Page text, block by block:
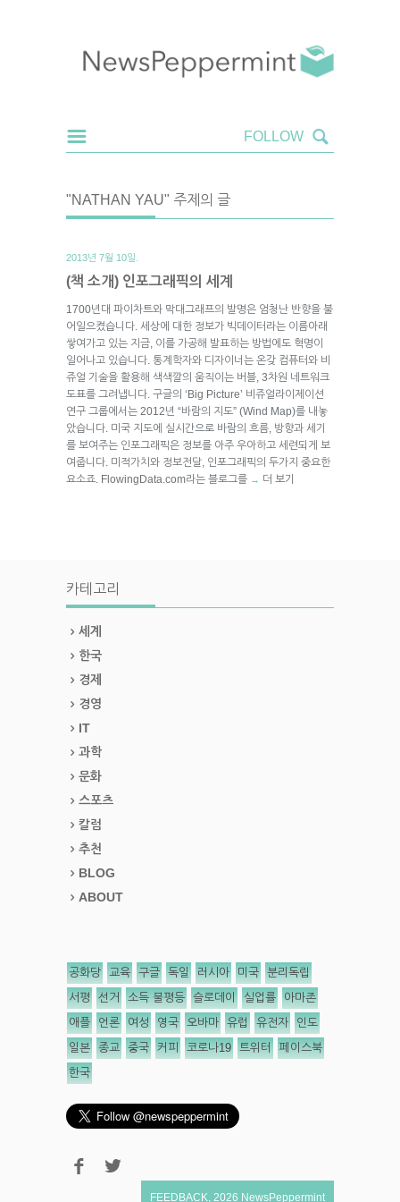
"NATHAN YAU" 주제의 글
2013년 7월 10일.
(책 소개) 인포그래픽의 세계
1700년대 파이차트와 막대그래프의 발명은 엄청난 반향을 불
어일으켰습니다. 세상에 대한 정보가 빅데이터라는 이름아래
쌓여가고 있는 지금, 이를 가공해 발표하는 방법에도 혁명이
일어나고 있습니다. 통계학자와 디자이너는 온갖 컴퓨터와 비
쥬얼 기술을 활용해 색색깔의 움직이는 버블, 3차원 네트워크
도표를 그려냅니다. 구글의 ‘Big Picture’ 비쥬얼라이제이션
연구 그룹에서는 2012년 “바람의 지도” (Wind Map)를 내놓
았습니다. 미국 지도에 실시간으로 바람의 흐름, 방향과 세기
를 보여주는 인포그래픽은 정보를 아주 우아하고 세련되게 보
여줍니다. 미적가치와 정보전달, 인포그래픽의 두가지 중요한
요소죠. FlowingData.com라는 블로그를 → 더 보기
카테고리
세계
한국
경제
경영
IT
과학
문화
스포츠
칼럼
추천
BLOG
ABOUT
공화당 교육 구글 독일 러시아 미국 분리독립
서평 선거 소득 불평등 슬로데이 실업률 아마존
애플 언론 여성 영국 오바마 유럽 유전자 인도
일본 종교 중국 커피 코로나19 트위터 페이스북
한국
FEEDBACK 2026 NewsPeppermint